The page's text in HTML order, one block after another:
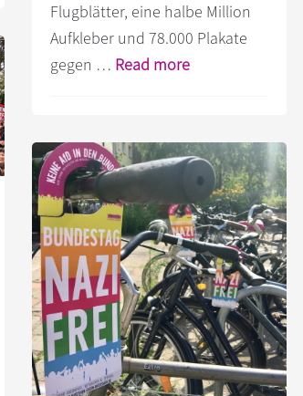
Flugblätter, eine halbe Million
Aufkleber und 78.000 Plakate
gegen … Read moreInfos
Unterstütze
uns
mit
deiner
Spende!